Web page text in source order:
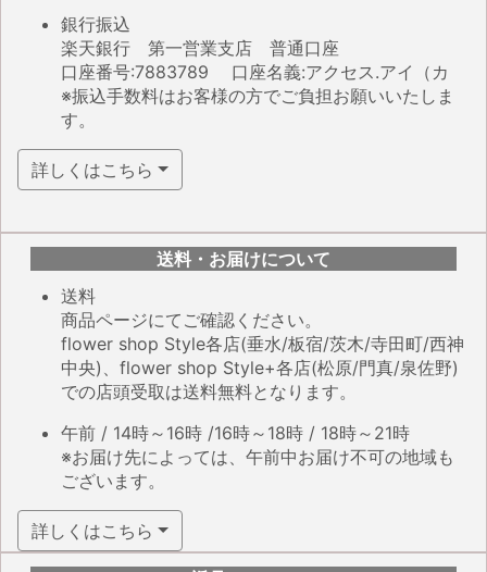
銀行振込
楽天銀行 第一営業支店 普通口座
口座番号:7883789 口座名義:アクセス.アイ（カ
※振込手数料はお客様の方でご負担お願いいたしま
す。
詳しくはこちら
送料・お届けについて
送料
商品ページにてご確認ください。
flower shop Style各店(垂水/板宿/茨木/寺田町/西神
中央)、flower shop Style+各店(松原/門真/泉佐野)
での店頭受取は送料無料となります。
午前 / 14時～16時 /16時～18時 / 18時～21時
※お届け先によっては、午前中お届け不可の地域も
ございます。
詳しくはこちら